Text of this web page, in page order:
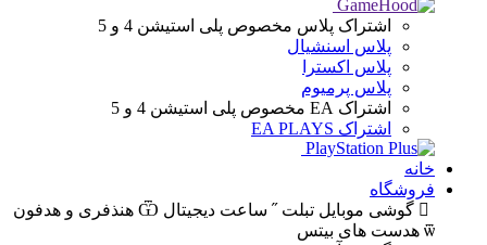
اشتراک پلاس مخصوص پلی استیشن 4 و 5
پلاس اسنشیال
پلاس اکسترا
پلاس پرمیوم
اشتراک EA
مخصوص پلی استیشن 4 و 5
اشتراک EA PLAYS
خانه
فروشگاه
گوشی موبایل تبلت ساعت دیجیتال
هنذفری و هدفون
هدست های بیتس